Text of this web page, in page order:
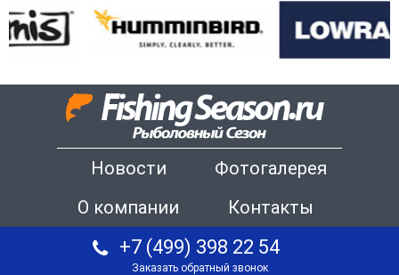
Новости
Фотогалерея
О компании
Контакты
+7 (499) 398 22 54
Заказать обратный звонок